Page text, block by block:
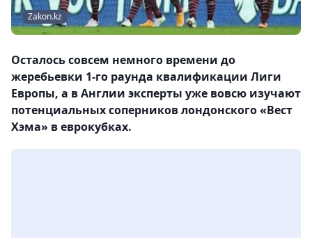
Zakon.kz
Осталось совсем немного времени до
жеребьевки 1-го раунда квалификации Лиги
Европы, а в Англии эксперты уже вовсю изучают
потенциальных соперников лондонского «Вест
Хэма» в еврокубках.